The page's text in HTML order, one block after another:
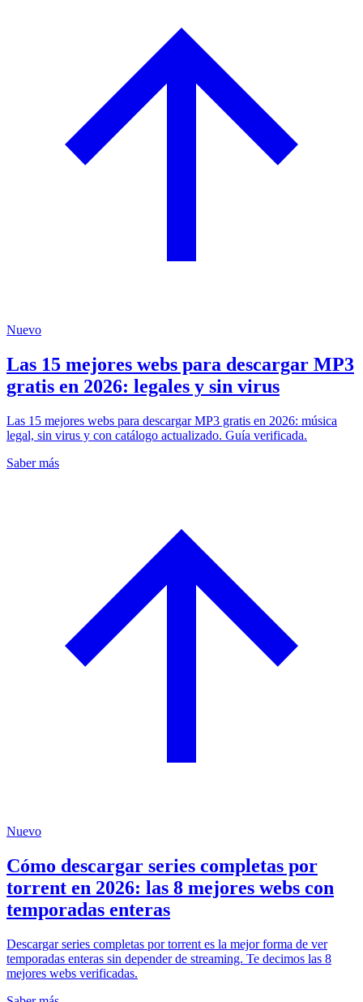
Nuevo
Las 15 mejores webs para descargar MP3
gratis en 2026: legales y sin virus
Las 15 mejores webs para descargar MP3 gratis en 2026: música
legal, sin virus y con catálogo actualizado. Guía verificada.
Saber más
Nuevo
Cómo descargar series completas por
torrent en 2026: las 8 mejores webs con
temporadas enteras
Descargar series completas por torrent es la mejor forma de ver
temporadas enteras sin depender de streaming. Te decimos las 8
mejores webs verificadas.